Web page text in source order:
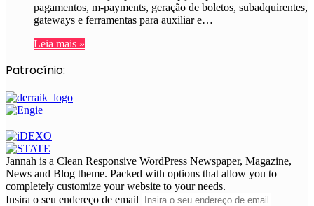
pagamentos, m-payments, geração de boletos, subadquirentes,
gateways e ferramentas para auxiliar e…
Leia mais »
Patrocínio:
Jannah is a Clean Responsive WordPress Newspaper, Magazine,
News and Blog theme. Packed with options that allow you to
completely customize your website to your needs.
Insira o seu endereço de email